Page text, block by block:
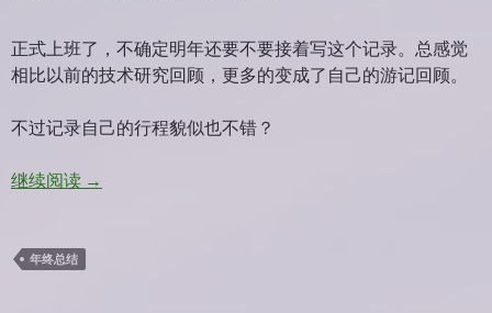
正式上班了，不确定明年还要不要接着写这个记录。总感觉
相比以前的技术研究回顾，更多的变成了自己的游记回顾。
不过记录自己的行程貌似也不错？
继续阅读2024年终
→
年终总结